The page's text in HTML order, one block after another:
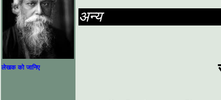
लेखक को जानिए
अन्य